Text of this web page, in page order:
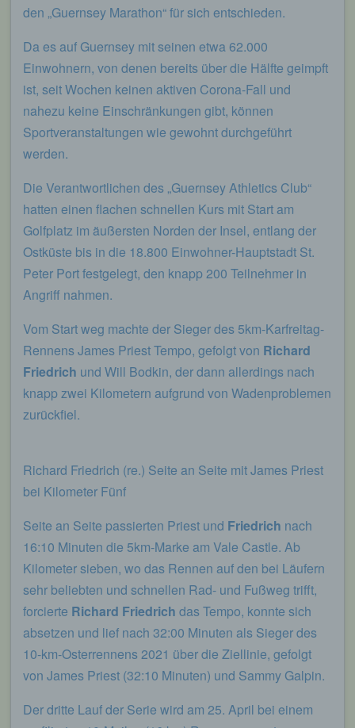
den „Guernsey Marathon“ für sich entschieden.
Da es auf Guernsey mit seinen etwa 62.000
Einwohnern, von denen bereits über die Hälfte geimpft
ist, seit Wochen keinen aktiven Corona-Fall und
nahezu keine Einschränkungen gibt, können
Sportveranstaltungen wie gewohnt durchgeführt
werden.
Die Verantwortlichen des „Guernsey Athletics Club“
hatten einen flachen schnellen Kurs mit Start am
Golfplatz im äußersten Norden der Insel, entlang der
Ostküste bis in die 18.800 Einwohner-Hauptstadt St.
Peter Port festgelegt, den knapp 200 Teilnehmer in
Angriff nahmen.
Vom Start weg machte der Sieger des 5km-Karfreitag-
Rennens James Priest Tempo, gefolgt von Richard
Friedrich und Will Bodkin, der dann allerdings nach
knapp zwei Kilometern aufgrund von Wadenproblemen
zurückfiel.
Richard Friedrich (re.) Seite an Seite mit James Priest
bei Kilometer Fünf
Seite an Seite passierten Priest und Friedrich nach
16:10 Minuten die 5km-Marke am Vale Castle. Ab
Kilometer sieben, wo das Rennen auf den bei Läufern
sehr beliebten und schnellen Rad- und Fußweg trifft,
forcierte Richard Friedrich das Tempo, konnte sich
absetzen und lief nach 32:00 Minuten als Sieger des
10-km-Osterrennens 2021 über die Ziellinie, gefolgt
von James Priest (32:10 Minuten) und Sammy Galpin.
Der dritte Lauf der Serie wird am 25. April bei einem
diese Daten im Bedarfsfall ermöglichen,
Speicherung dieser Daten zur Absicherung des für
die Verarbeitung Verantwortlichen erforderlich.
Eine Weitergabe dieser Daten an Dritte erfolgt
grundsätzlich nicht, sofern keine gesetzliche
Pflicht zur Weitergabe besteht oder die Weitergabe
der Strafverfolgung dient.
Die Registrierung der betroffenen Person unter
dient dem für die Verarbeitung Verantwortlichen
dazu, der betroffenen Person Inhalte oder
Leistungen anzubieten, die aufgrund der Natur der
Sache nur registrierten Benutzern angeboten
Möglichkeit frei, die bei der Registrierung
angegebenen personenbezogenen Daten
jederzeit abzuändern oder vollständig aus dem
Verantwortlichen löschen zu lassen.
Der für die Verarbeitung Verantwortliche erteilt
jeder betroffenen Person jederzeit auf Anfrage
Auskunft darüber, welche personenbezogenen
Daten über die betroffene Person gespeichert sind.
Ferner berichtigt oder löscht der für die
Person, soweit dem keine gesetzlichen
Aufbewahrungspflichten entgegenstehen. Die
Gesamtheit der Mitarbeiter des für die Verarbeitung
diesem Zusammenhang als Ansprechpartner zur
Verfügung.
Kontaktmöglichkeit über die Internetseite
Die Internetseite enthält aufgrund von gesetzlichen
Vorschriften Angaben, die eine schnelle
elektronische Kontaktaufnahme zu unserem
Unternehmen sowie eine unmittelbare
Kommunikation mit uns ermöglichen, was
ebenfalls eine allgemeine Adresse der
Adresse) umfasst. Sofern eine betroffene Person
per E-Mail oder über ein Kontaktformular den